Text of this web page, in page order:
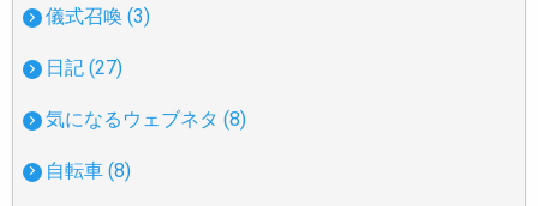
儀式召喚 (3)
日記 (27)
気になるウェブネタ (8)
自転車 (8)